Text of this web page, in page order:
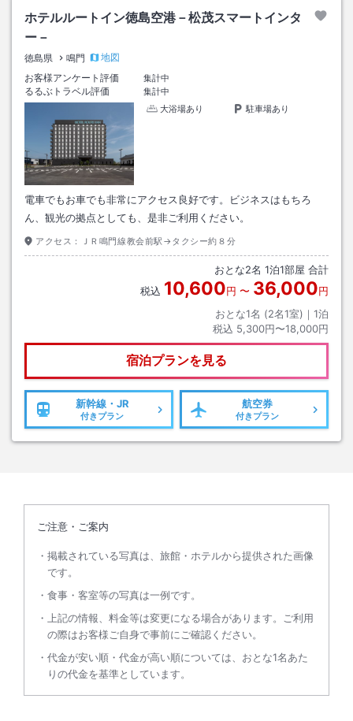
ホテルルートイン徳島空港－松茂スマートインタ
ー－
徳島県 鳴門
地図
お客様アンケート評価
集計中
るるぶトラベル評価
集計中
大浴場あり
駐車場あり
電車でもお車でも非常にアクセス良好です。ビジネスはもちろ
ん、観光の拠点としても、是非ご利用ください。
アクセス： ＪＲ鳴門線教会前駅→タクシー約８分
おとな2名 1泊1部屋 合計
税込 10,600円 〜 36,000円
おとな1名 (2名1室)｜ 1泊
税込 5,300円〜18,000円
宿泊プランを見る
新幹線・JR
付きプラン
航空券
付きプラン
ご注意・ご案内
掲載されている写真は、旅館・ホテルから提供された画像
です。
食事・客室等の写真は一例です。
上記の情報、料金等は変更になる場合があります。ご利用
の際はお客様ご自身で事前にご確認ください。
代金が安い順・代金が高い順については、おとな1名あた
りの代金を基準としています。